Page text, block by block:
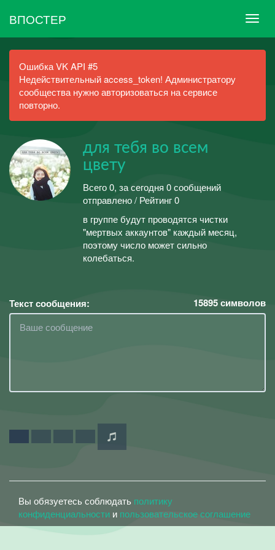
ВПОСТЕР
Ошибка VK API #5
Недействительный access_token! Администратору
сообщества нужно авторизоваться на сервисе
повторно.
для тебя во всем
цвету
Всего 0, за сегодня 0 сообщений
отправлено / Рейтинг 0
в группе будут проводятся чистки
"мертвых аккаунтов" каждый месяц,
поэтому число может сильно
колебаться.
Текст сообщения: 15895символов
Вы обязуетесь соблюдать политику
конфиденциальности и пользовательское соглашение